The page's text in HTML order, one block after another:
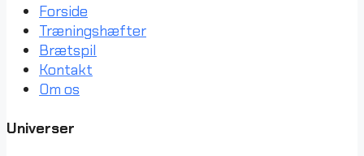
Forside
Træningshæfter
Brætspil
Kontakt
Om os
Universer